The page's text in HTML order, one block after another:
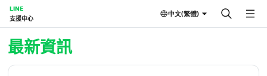
LINE
支援中心
中文(繁體)
首頁 | LINE支援中心
最新資訊